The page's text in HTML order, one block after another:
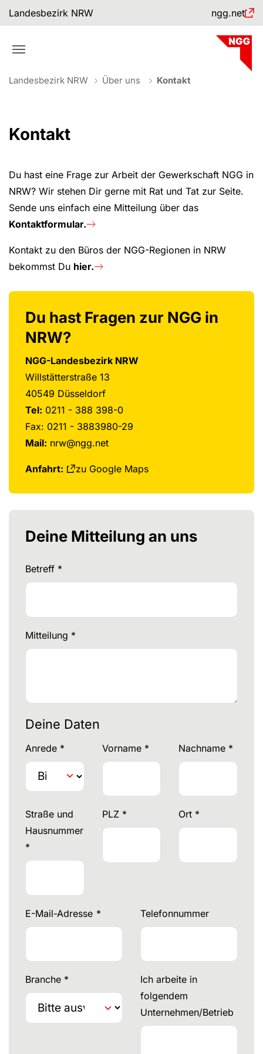
Skip to main navigation
Skip to main content
Skip to page footer
Landesbezirk NRW ngg.net
You are here:
Landesbezirk NRW Über uns Kontakt
Kontakt
Du hast eine Frage zur Arbeit der Gewerkschaft NGG in
NRW? Wir stehen Dir gerne mit Rat und Tat zur Seite.
Sende uns einfach eine Mitteilung über das
Kontaktformular.
Kontakt zu den Büros der NGG-Regionen in NRW
bekommst Du hier.
Du hast Fragen zur NGG in
NRW?
NGG-Landesbezirk NRW
Willstätterstraße 13
40549 Düsseldorf
Tel: 0211 - 388 398-0
Fax: 0211 - 3883980-29
Mail: nrw@ngg.net
Anfahrt: zu Google Maps
Deine Mitteilung an uns
Betreff *
Mitteilung *
Deine Daten
Anrede * Vorname * Nachname *
Straße und
Hausnummer
*
PLZ * Ort *
E-Mail-Adresse * Telefonnummer
Branche *
Ich arbeite in
folgendem
Unternehmen/Betrieb